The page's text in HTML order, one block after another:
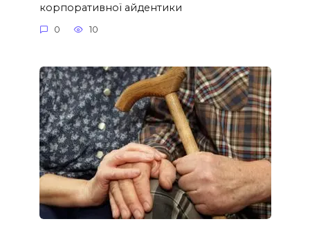
корпоративної айдентики
0 10